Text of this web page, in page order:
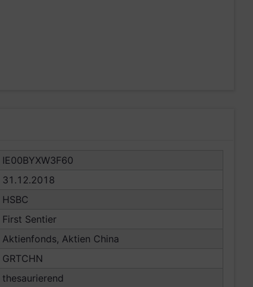
IE00BYXW3F60
31.12.2018
HSBC
First Sentier
Aktienfonds, Aktien China
GRTCHN
thesaurierend